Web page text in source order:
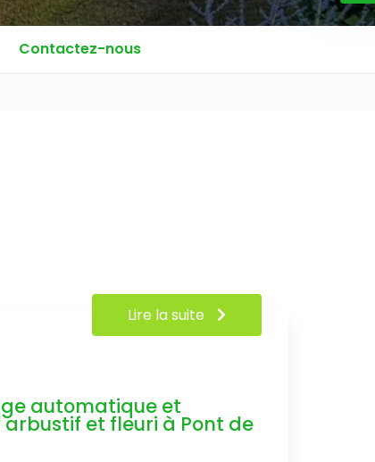
Contactez-nous
automatique et
et fleuri à Pont de
Lire la suite